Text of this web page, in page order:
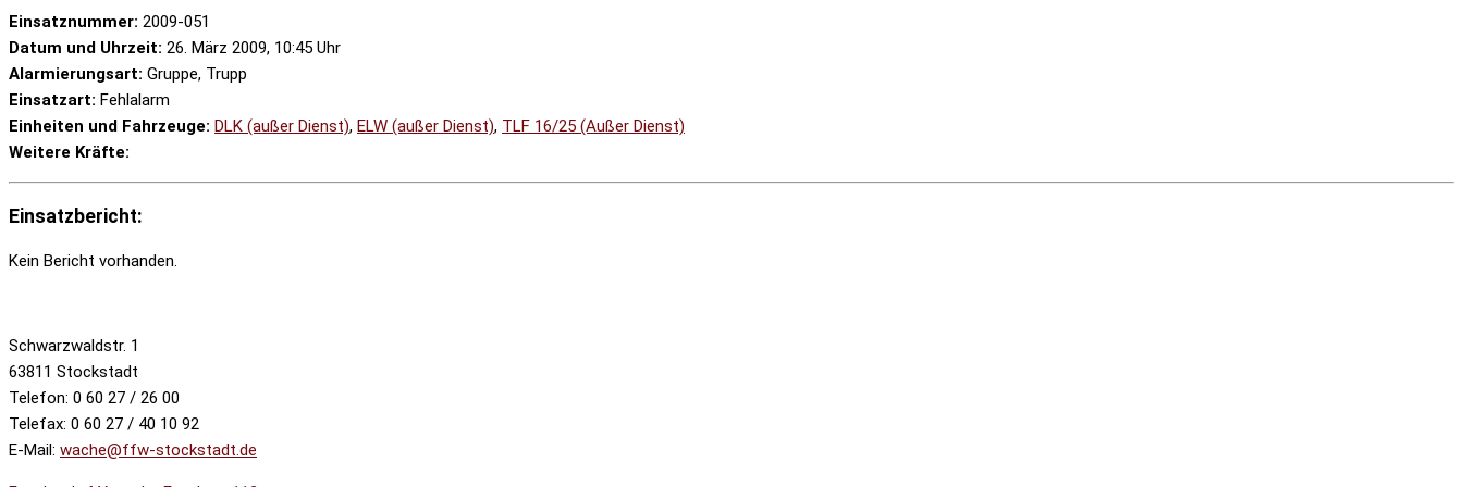
Einsatznummer: 2009-051
Datum und Uhrzeit: 26. März 2009, 10:45 Uhr
Alarmierungsart: Gruppe, Trupp
Einsatzart: Fehlalarm
Einheiten und Fahrzeuge: DLK (außer Dienst), ELW (außer Dienst), TLF 16/25 (Außer Dienst)
Weitere Kräfte:
Einsatzbericht:
Kein Bericht vorhanden.
Schwarzwaldstr. 1
63811 Stockstadt
Telefon: 0 60 27 / 26 00
Telefax: 0 60 27 / 40 10 92
E-Mail: wache@ffw-stockstadt.de